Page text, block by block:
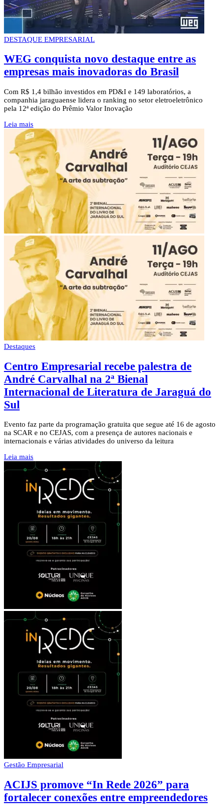
DESTAQUE EMPRESARIAL
WEG conquista novo destaque entre as
empresas mais inovadoras do Brasil
Com R$ 1,4 bilhão investidos em PD&I e 149 laboratórios, a
companhia jaraguaense lidera o ranking no setor eletroeletrônico
pela 12ª edição do Prêmio Valor Inovação
Leia mais
Destaques
Centro Empresarial recebe palestra de
André Carvalhal na 2ª Bienal
Internacional de Literatura de Jaraguá do
Sul
Evento faz parte da programação gratuita que segue até 16 de agosto
na SCAR e no CEJAS, com a presença de autores nacionais e
internacionais e várias atividades do universo da leitura
Leia mais
Gestão Empresarial
ACIJS promove “In Rede 2026” para
fortalecer conexões entre empreendedores